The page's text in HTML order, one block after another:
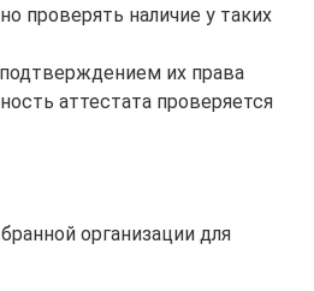
проверять наличие у таких
их права
аттестата проверяется
организации для